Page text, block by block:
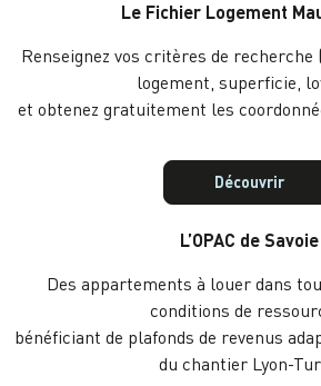
Le Fichier Logement
Renseignez vos critères de recherche
logement, superficie,
et obtenez gratuitement les
Découvrir
L’OPAC de Savoie
Des appartements à louer dans
conditions de
bénéficiant de plafonds de revenus
du chantier Lyon-